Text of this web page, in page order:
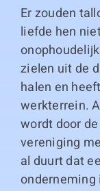
Er zouden
liefde hen
zielen uit de
halen en
werkterrein.
wordt door
vereniging
al duurt dat
onderneming